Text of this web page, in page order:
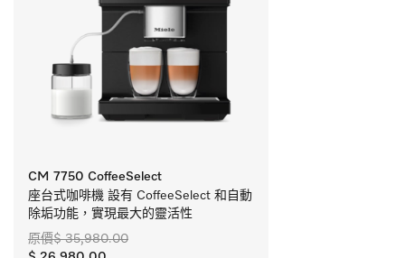
CM 7750 CoffeeSelect
座台式咖啡機 設有 CoffeeSelect 和自動
除垢功能，實現最大的靈活性
原價$ 35,980.00